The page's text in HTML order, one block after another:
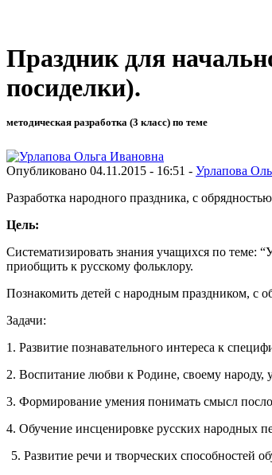
Праздник для
посиделки).
методическая разработка (3 класс) по теме
Опубликовано 04.11.2015 - 16:51 - Урлапова
Разработка народного праздника, с
Цель:
Систематизировать знания учащихся по теме:
приобщить к русскому фольклору.
Познакомить детей с народным праздником, с
Задачи:
1. Развитие познавательного интереса к
2. Воспитание любви к Родине, своему народу,
3. Формирование умения понимать смысл
4. Обучение инсценировке русских народных
речи и творческих способностей